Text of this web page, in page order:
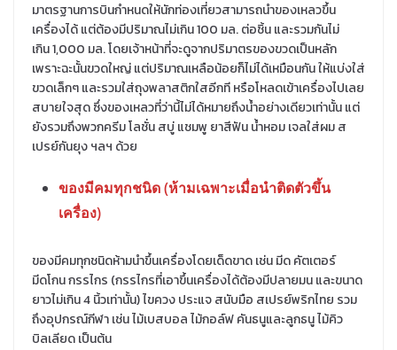
มาตรฐานการบินกำหนดให้นักท่องเที่ยวสามารถนำของเหลวขึ้น
เครื่องได้ แต่ต้องมีปริมาณไม่เกิน 100 มล. ต่อชิ้น และรวมกันไม่
เกิน 1,000 มล. โดยเจ้าหน้าที่จะดูจากปริมาตรของขวดเป็นหลัก
เพราะฉะนั้นขวดใหญ่ แต่ปริมาณเหลือน้อยก็ไม่ได้เหมือนกัน ให้แบ่งใส่
ขวดเล็กๆ และรวมใส่ถุงพลาสติกใสอีกที หรือโหลดเข้าเครื่องไปเลย
สบายใจสุด ซึ่งของเหลวที่ว่านี้ไม่ได้หมายถึงน้ำอย่างเดียวเท่านั้น แต่
ยังรวมถึงพวกครีม โลชั่น สบู่ แชมพู ยาสีฟัน น้ำหอม เจลใส่ผม ส
เปรย์กันยุง ฯลฯ ด้วย
ของมีคมทุกชนิด (ห้ามเฉพาะเมื่อนำติดตัวขึ้น
เครื่อง)
ของมีคมทุกชนิดห้ามนำขึ้นเครื่องโดยเด็ดขาด เช่น มีด คัตเตอร์
มีดโกน กรรไกร (กรรไกรที่เอาขึ้นเครื่องได้ต้องมีปลายมน และขนาด
ยาวไม่เกิน 4 นิ้วเท่านั้น) ไขควง ประแจ สนับมือ สเปรย์พริกไทย รวม
ถึงอุปกรณ์กีฬา เช่น ไม้เบสบอล ไม้กอล์ฟ คันธนูและลูกธนู ไม้คิว
บิลเลียด เป็นต้น